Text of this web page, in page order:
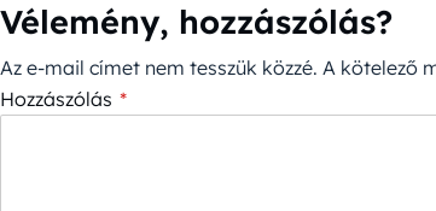
Vélemény, hozzászólás?
Az e-mail címet nem tesszük közzé. A kötelező
Hozzászólás *